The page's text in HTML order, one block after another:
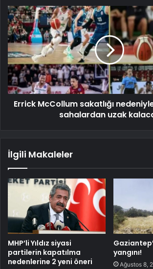
Errick McCollum sakatlığı
sahalardan uzak
İlgili Makaleler
MHP’li Yıldız siyasi
partilerin kapatılma
nedenlerine 2 yeni öneri
yangını!
Ağustos 8,